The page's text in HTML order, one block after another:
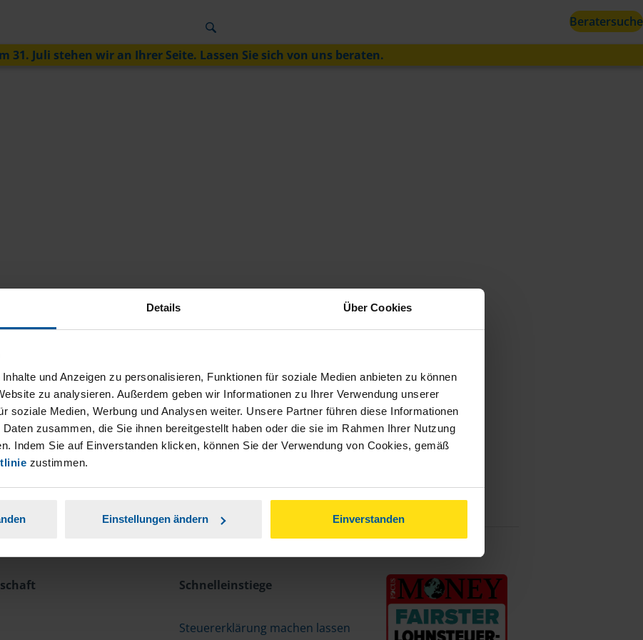
Details Über Cookies
und Anzeigen zu personalisieren, Funktionen für soziale Medien anbieten zu können
zu analysieren. Außerdem geben wir Informationen zu Ihrer Verwendung unserer
soziale Medien, Werbung und Analysen weiter. Unsere Partner führen diese Informationen
zusammen, die Sie ihnen bereitgestellt haben oder die sie im Rahmen Ihrer Nutzung
Indem Sie auf Einverstanden klicken, können Sie der Verwendung von Cookies, gemäß
zustimmen.
Einstellungen ändern Einverstanden
Beratersuche
31. Juli stehen wir an Ihrer Seite. Lassen Sie sich von uns beraten.
Schnelleinstiege
Steuererklärung machen lassen